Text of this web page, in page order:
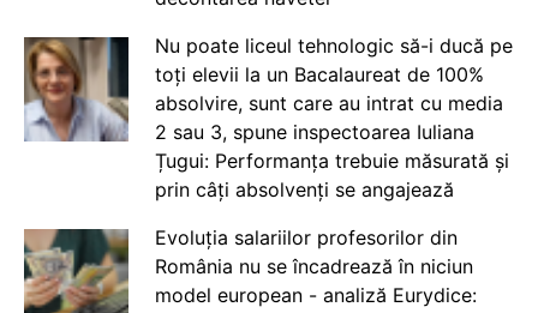
Nu poate liceul tehnologic să-i ducă pe
toți elevii la un Bacalaureat de 100%
absolvire, sunt care au intrat cu media
2 sau 3, spune inspectoarea Iuliana
Țugui: Performanța trebuie măsurată și
prin câți absolvenți se angajează
Evoluția salariilor profesorilor din
România nu se încadrează în niciun
model european - analiză Eurydice: